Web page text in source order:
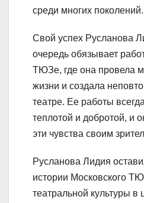
среди многих поколений.
Свой успех Русланова
очередь обязывает
ТЮЗе, где она провела
жизни и создала
театре. Ее работы
теплотой и добротой, и
эти чувства своим
Русланова Лидия
истории Московского
театральной культуры в